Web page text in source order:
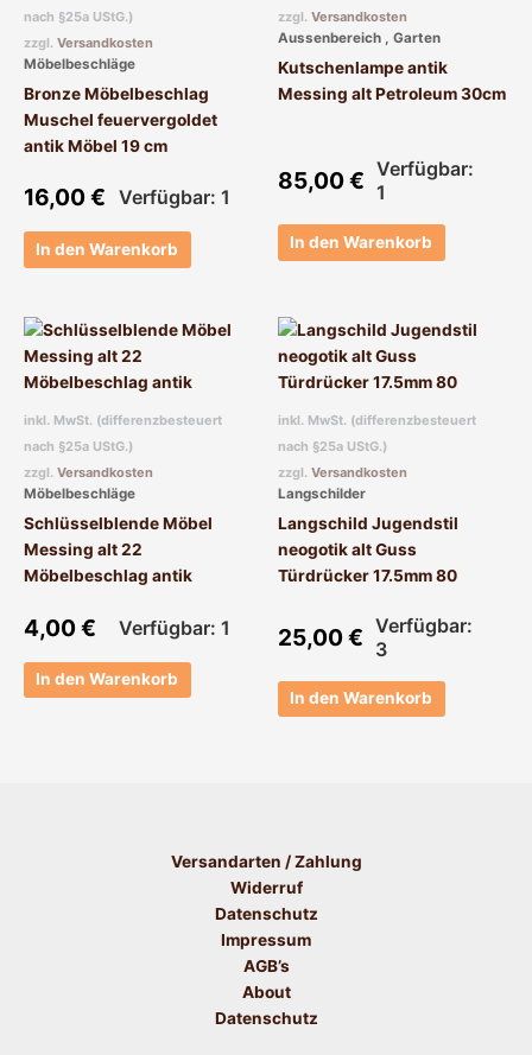
nach §25a UStG.)
zzgl. Versandkosten
Möbelbeschläge
Bronze Möbelbeschlag
Muschel feuervergoldet
antik Möbel 19 cm
16,00€ Verfügbar: 1
In den Warenkorb
zzgl. Versandkosten
Aussenbereich , Garten
Kutschenlampe antik
Messing alt Petroleum 30cm
85,00€ Verfügbar:
1
In den Warenkorb
inkl. MwSt. (differenzbesteuert
nach §25a UStG.)
zzgl. Versandkosten
Möbelbeschläge
Schlüsselblende Möbel
Messing alt 22
Möbelbeschlag antik
4,00€ Verfügbar: 1
In den Warenkorb
inkl. MwSt. (differenzbesteuert
nach §25a UStG.)
zzgl. Versandkosten
Langschilder
Langschild Jugendstil
neogotik alt Guss
Türdrücker 17.5mm 80
25,00€ Verfügbar:
3
In den Warenkorb
Versandarten / Zahlung
Widerruf
Datenschutz
Impressum
AGB’s
About
Datenschutz